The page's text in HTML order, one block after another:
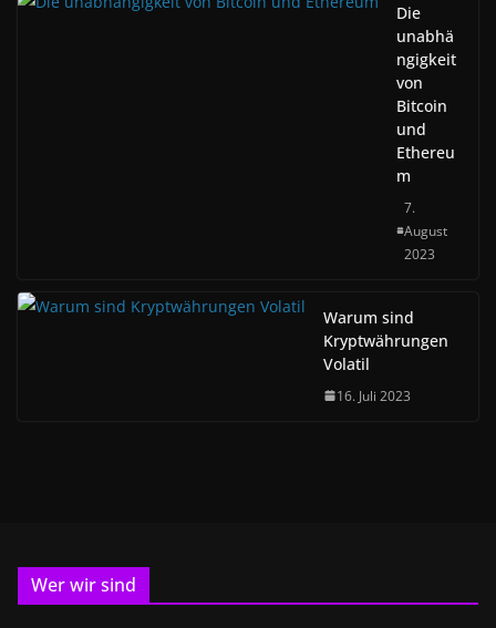
Die
unabhä
ngigkeit
von
Bitcoin
und
Ethereu
m
7.
August
2023
Warum sind
Kryptwährungen
Volatil
16. Juli 2023
Wer wir sind